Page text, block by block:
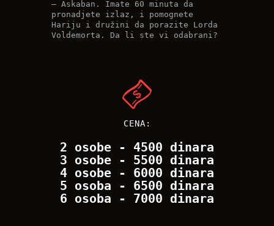
– Askaban. Imate 60 minuta da
pronadjete izlaz, i pomognete
Hariju i družini da porazite Lorda
Voldemorta. Da li ste vi odabrani?
CENA:
2 osobe - 4500 dinara
3 osobe - 5500 dinara
4 osobe - 6000 dinara
5 osoba - 6500 dinara
6 osoba - 7000 dinara